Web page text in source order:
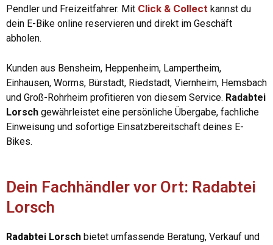
Pendler und Freizeitfahrer. Mit Click & Collect kannst du
dein E-Bike online reservieren und direkt im Geschäft
abholen.
Kunden aus Bensheim, Heppenheim, Lampertheim,
Einhausen, Worms, Bürstadt, Riedstadt, Viernheim, Hemsbach
und Groß-Rohrheim profitieren von diesem Service. Radabtei
Lorsch gewährleistet eine persönliche Übergabe, fachliche
Einweisung und sofortige Einsatzbereitschaft deines E-
Bikes.
Dein Fachhändler vor Ort: Radabtei
Lorsch
Radabtei Lorsch bietet umfassende Beratung, Verkauf und